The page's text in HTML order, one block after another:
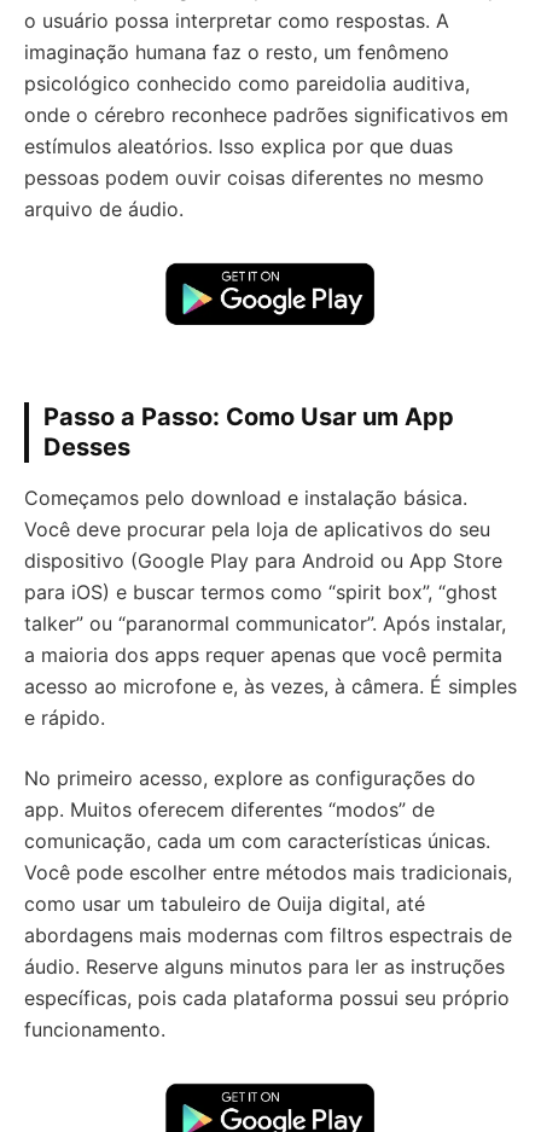
o usuário possa interpretar como respostas. A
imaginação humana faz o resto, um fenômeno
psicológico conhecido como pareidolia auditiva,
onde o cérebro reconhece padrões significativos em
estímulos aleatórios. Isso explica por que duas
pessoas podem ouvir coisas diferentes no mesmo
arquivo de áudio.
Passo a Passo: Como Usar um App
Desses
Começamos pelo download e instalação básica.
Você deve procurar pela loja de aplicativos do seu
dispositivo (Google Play para Android ou App Store
para iOS) e buscar termos como “spirit box”, “ghost
talker” ou “paranormal communicator”. Após instalar,
a maioria dos apps requer apenas que você permita
acesso ao microfone e, às vezes, à câmera. É simples
e rápido.
No primeiro acesso, explore as configurações do
app. Muitos oferecem diferentes “modos” de
comunicação, cada um com características únicas.
Você pode escolher entre métodos mais tradicionais,
como usar um tabuleiro de Ouija digital, até
abordagens mais modernas com filtros espectrais de
áudio. Reserve alguns minutos para ler as instruções
específicas, pois cada plataforma possui seu próprio
funcionamento.